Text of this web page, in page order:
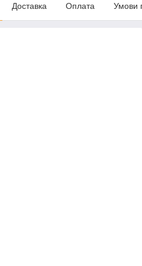
Доставка Оплата Умови